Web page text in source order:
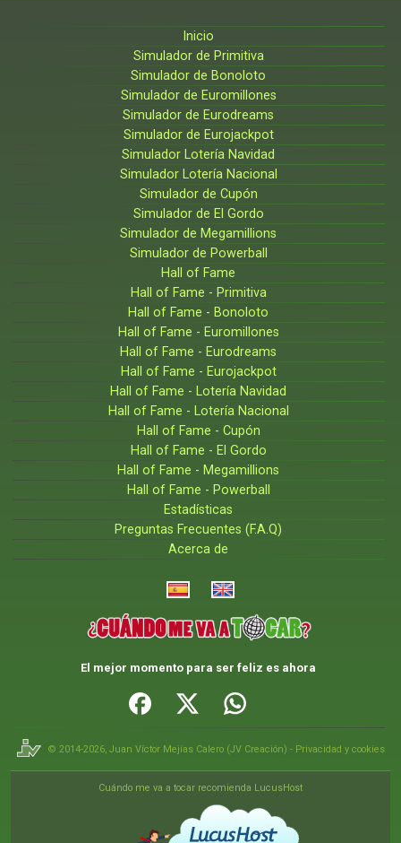
Inicio
Simulador de Primitiva
Simulador de Bonoloto
Simulador de Euromillones
Simulador de Eurodreams
Simulador de Eurojackpot
Simulador Lotería Navidad
Simulador Lotería Nacional
Simulador de Cupón
Simulador de El Gordo
Simulador de Megamillions
Simulador de Powerball
Hall of Fame
Hall of Fame - Primitiva
Hall of Fame - Bonoloto
Hall of Fame - Euromillones
Hall of Fame - Eurodreams
Hall of Fame - Eurojackpot
Hall of Fame - Lotería Navidad
Hall of Fame - Lotería Nacional
Hall of Fame - Cupón
Hall of Fame - El Gordo
Hall of Fame - Megamillions
Hall of Fame - Powerball
Estadísticas
Preguntas Frecuentes (F.A.Q)
Acerca de
El mejor momento para ser feliz es ahora
© 2014-2026, Juan Víctor Mejías Calero(JV Creación) - Privacidad y cookies
Cuándo me va a tocar recomienda LucusHost